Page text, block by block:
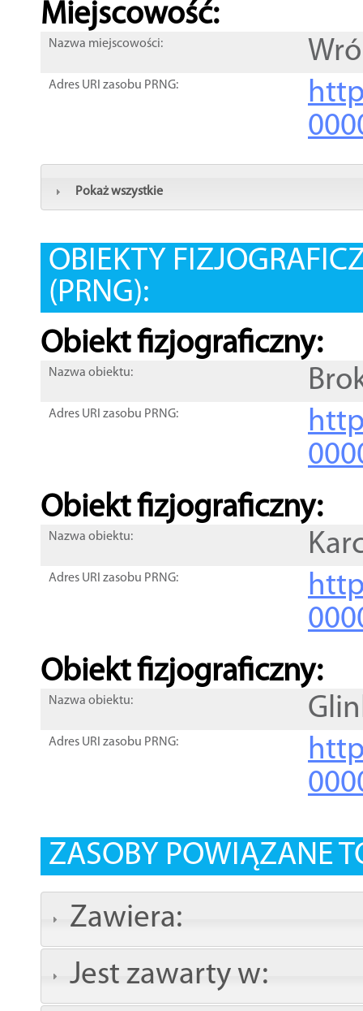
Miejscowość:
Nazwa miejscowości:
Adres URI zasobu PRNG:
Pokaż wszystkie
OBIEKTY
(PRNG):
Obiekt fizjograficzny:
Nazwa obiektu:
Adres URI zasobu PRNG:
Obiekt fizjograficzny:
Nazwa obiektu:
Adres URI zasobu PRNG:
Obiekt fizjograficzny:
Nazwa obiektu:
Adres URI zasobu PRNG:
ZASOBY POWIĄZANE
Zawiera:
Jest zawarty w: